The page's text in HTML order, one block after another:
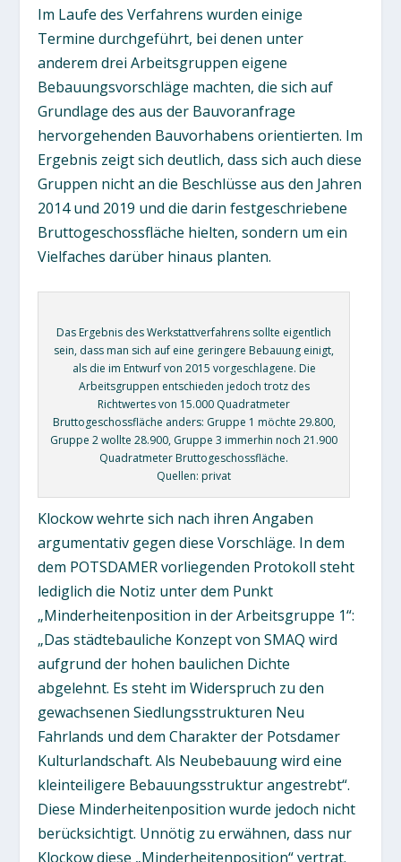
Im Laufe des Verfahrens wurden einige
Termine durchgeführt, bei denen unter
anderem drei Arbeitsgruppen eigene
Bebauungsvorschläge machten, die sich auf
Grundlage des aus der Bauvoranfrage
hervorgehenden Bauvorhabens orientierten. Im
Ergebnis zeigt sich deutlich, dass sich auch diese
Gruppen nicht an die Beschlüsse aus den Jahren
2014 und 2019 und die darin festgeschriebene
Bruttogeschossfläche hielten, sondern um ein
Vielfaches darüber hinaus planten.
Das Ergebnis des Werkstattverfahrens sollte eigentlich
sein, dass man sich auf eine geringere Bebauung einigt,
als die im Entwurf von 2015 vorgeschlagene. Die
Arbeitsgruppen entschieden jedoch trotz des
Richtwertes von 15.000 Quadratmeter
Bruttogeschossfläche anders: Gruppe 1 möchte 29.800,
Gruppe 2 wollte 28.900, Gruppe 3 immerhin noch 21.900
Quadratmeter Bruttogeschossfläche.
Quellen: privat
Klockow wehrte sich nach ihren Angaben
argumentativ gegen diese Vorschläge. In dem
dem POTSDAMER vorliegenden Protokoll steht
lediglich die Notiz unter dem Punkt
„Minderheitenposition in der Arbeitsgruppe 1“:
„Das städtebauliche Konzept von SMAQ wird
aufgrund der hohen baulichen Dichte
abgelehnt. Es steht im Widerspruch zu den
gewachsenen Siedlungsstrukturen Neu
Fahrlands und dem Charakter der Potsdamer
Kulturlandschaft. Als Neubebauung wird eine
kleinteiligere Bebauungsstruktur angestrebt“.
Diese Minderheitenposition wurde jedoch nicht
berücksichtigt. Unnötig zu erwähnen, dass nur
Klockow diese „Minderheitenposition“ vertrat.